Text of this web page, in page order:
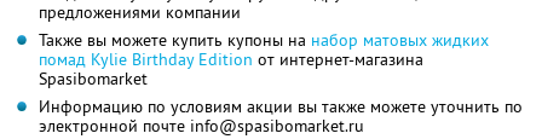
предложениями компании
Также вы можете купить купоны на набор матовых жидких
помад Kylie Birthday Edition от интернет-магазина
Spasibomarket
Информацию по условиям акции вы также можете уточнить по
электронной почте info@spasibomarket.ru